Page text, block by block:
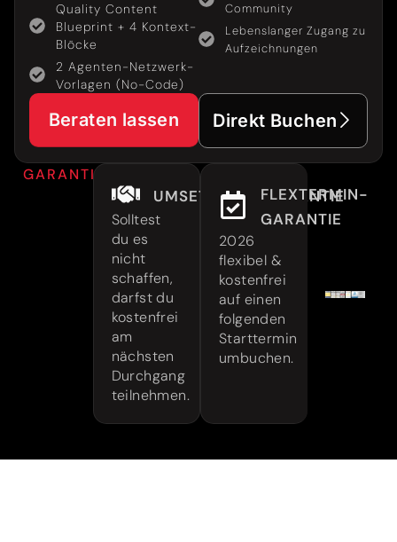
GARANTIEN
UMSETZUNGSGARANTIE
Solltest
du es
nicht
schaffen,
darfst du
kostenfrei
am
nächsten
Durchgang
teilnehmen.
FLEXTERMIN-
GARANTIE
2026
flexibel &
kostenfrei
auf einen
folgenden
Starttermin
umbuchen.
Quality Content
Blueprint + 4 Kontext-
Blöcke
2 Agenten-Netzwerk-
Vorlagen (No-Code)
Community
Lebenslanger Zugang zu
Aufzeichnungen
Beraten lassen Direkt Buchen